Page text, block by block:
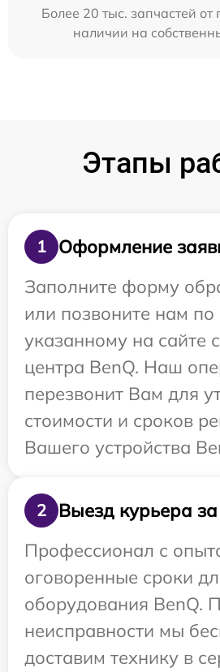
Более 20 тыс. запчастей от
наличии на
Этапы
1
Оформление
Заполните форму
или позвоните нам по
указанному на сайте
центра BenQ. Наш
перезвонит Вам для
стоимости и сроков
Вашего устройства
2
Выезд курьера
Профессионал с
оговоренные сроки
оборудования BenQ.
неисправности мы
доставим технику в